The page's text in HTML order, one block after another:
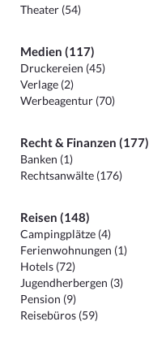
Theater (54)
Medien (117)
Druckereien (45)
Verlage (2)
Werbeagentur (70)
Recht & Finanzen (177)
Banken (1)
Rechtsanwälte (176)
Reisen (148)
Campingplätze (4)
Ferienwohnungen (1)
Hotels (72)
Jugendherbergen (3)
Pension (9)
Reisebüros (59)